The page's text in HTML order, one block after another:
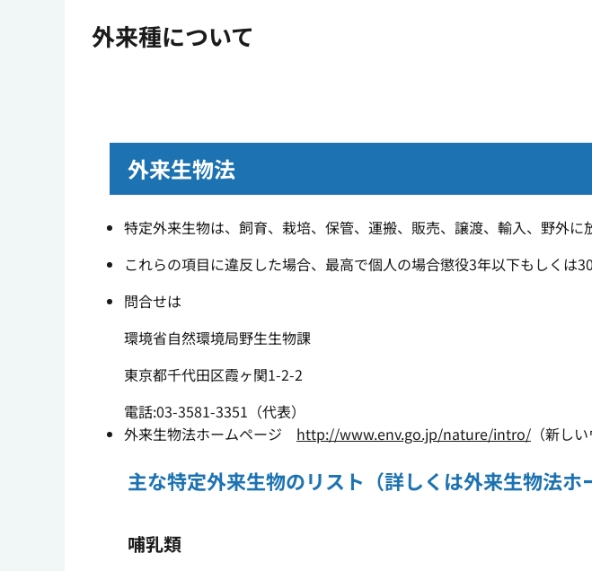
外来種について
外来生物法
特定外来生物は、飼育、栽培、保管、運搬、販売、譲渡、輸入、野外に
これらの項目に違反した場合、最高で個人の場合懲役3年以下もしくは
問合せは
環境省自然環境局野生生物課
東京都千代田区霞ヶ関1-2-2
電話:03-3581-3351（代表）
外来生物法ホームページ http://www.env.go.jp/nature/intro/ （新し
主な特定外来生物のリスト（詳しくは外来生物法ホ
哺乳類